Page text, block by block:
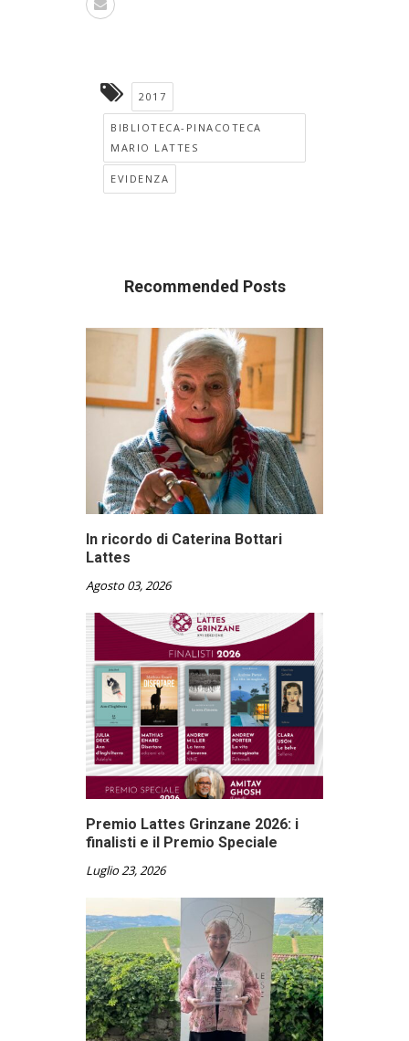
2017
BIBLIOTECA-PINACOTECA
MARIO LATTES
EVIDENZA
Recommended Posts
In ricordo di Caterina Bottari
Lattes
Agosto 03, 2026
Premio Lattes Grinzane 2026: i
finalisti e il Premio Speciale
Luglio 23, 2026